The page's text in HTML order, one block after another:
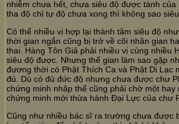
nhiễm chưa hết, chưa siêu độ được tánh
tha độ chỉ tự độ chưa xong thì không sao
Có thể nhiều vị hợp lại thành tâm siêu độ
thời gian ngắn cũng bị trở về cõi nhân gian
thai. Hàng Tôn Giả phải nhiều vị cùng nhiều
siêu độ được. Nhưng thế gian làm sao gặp
đương thời có Phật Thích Ca và Phật Di Lạc
đủ. Dù có đủ đức độ nhưng chưa được chư
chứng minh nhập thể cũng phải chờ một hay
chứng minh mới thừa hành Đại Lực của chư
Cũng như nhiều bác sĩ ra trường chưa được